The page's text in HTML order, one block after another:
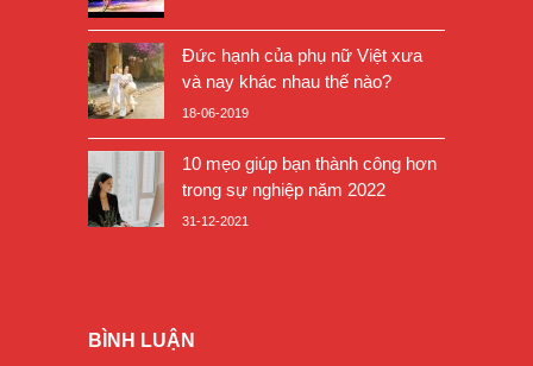
Đức hạnh của phụ nữ Việt xưa
và nay khác nhau thế nào?
18-06-2019
10 mẹo giúp bạn thành công hơn
trong sự nghiệp năm 2022
31-12-2021
BÌNH LUẬN